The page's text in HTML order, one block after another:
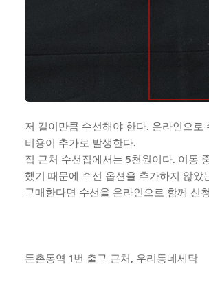
저 길이만큼 수선해야 한다. 온라인으로
비용이 추가로 발생한다.
집 근처 수선집에서는 5천원이다. 이동
했기 때문에 수선 옵션을 추가하지 않았
구매한다면 수선을 온라인으로 함께 신
둔촌동역 1번 출구 근처, 우리동네세탁